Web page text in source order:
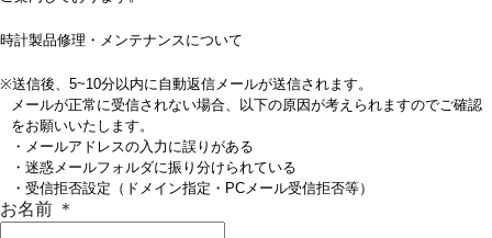
時計製品修理・メンテナンスについて
※送信後、5~10分以内に自動返信メールが送信されます。
メールが正常に受信されない場合、以下の原因が考えられますのでご確認
をお願いいたします。
・メールアドレスの入力に誤りがある
・迷惑メールフォルダに振り分けられている
・受信拒否設定（ドメイン指定・PCメール受信拒否等）
お名前 ＊